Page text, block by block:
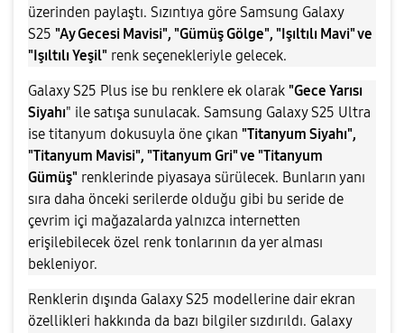
üzerinden paylaştı. Sızıntıya göre Samsung Galaxy
S25 "Ay Gecesi Mavisi", "Gümüş Gölge", "Işıltılı Mavi" ve
"Işıltılı Yeşil" renk seçenekleriyle gelecek.
Galaxy S25 Plus ise bu renklere ek olarak "Gece Yarısı
Siyahı" ile satışa sunulacak. Samsung Galaxy S25 Ultra
ise titanyum dokusuyla öne çıkan "Titanyum Siyahı",
"Titanyum Mavisi", "Titanyum Gri" ve "Titanyum
Gümüş" renklerinde piyasaya sürülecek. Bunların yanı
sıra daha önceki serilerde olduğu gibi bu seride de
çevrim içi mağazalarda yalnızca internetten
erişilebilecek özel renk tonlarının da yer alması
bekleniyor.
Renklerin dışında Galaxy S25 modellerine dair ekran
özellikleri hakkında da bazı bilgiler sızdırıldı. Galaxy